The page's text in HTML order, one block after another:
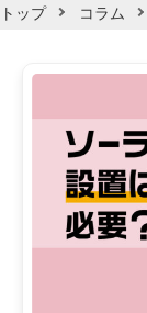
トップ コラム